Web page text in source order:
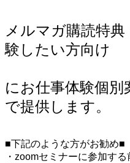
メルマガ購読特
験したい方向け
にお仕事体験個
で提供します。
■下記のような方がお勧め■
・zoomセミナーに参加す